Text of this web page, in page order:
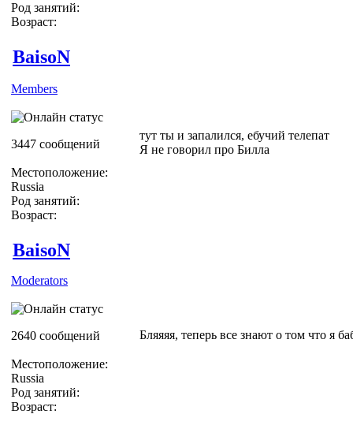
Род занятий:
Возраст:
BaisoN
Members
3447 сообщений
Местоположение:
Russia
Род занятий:
Возраст:
тут ты и запалился, ебучий телепат
Я не говорил про Билла
BaisoN
Moderators
2640 сообщений
Местоположение:
Russia
Род занятий:
Возраст:
Бляяяя, теперь все знают о том что я